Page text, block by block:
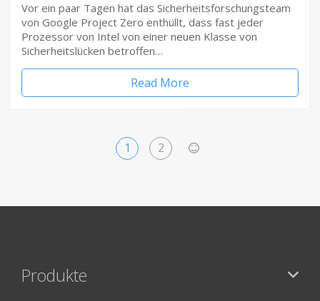
Vor ein paar Tagen hat das Sicherheitsforschungsteam
von Google Project Zero enthüllt, dass fast jeder
Prozessor von Intel von einer neuen Klasse von
Sicherheitslücken betroffen…
Read More
1 2
Produkte